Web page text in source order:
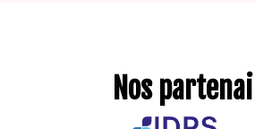
Nos